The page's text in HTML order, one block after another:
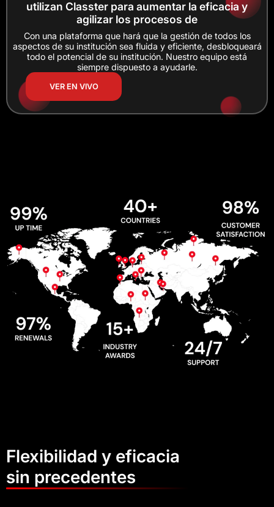
utilizan Classter para aumentar la eficacia y
agilizar los procesos de
Con una plataforma que hará que la gestión de todos los
aspectos de su institución sea fluida y eficiente, desbloqueará
todo el potencial de su institución. Nuestro equipo está
siempre dispuesto a ayudarle.
VER EN VIVO
Flexibilidad y eficacia
sin precedentes